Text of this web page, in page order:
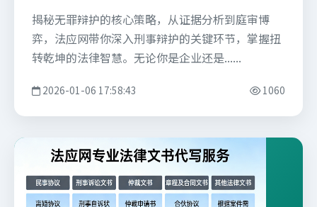
揭秘无罪辩护的核心策略，从证据分析到庭审博
弈，法应网带你深入刑事辩护的关键环节，掌握扭
转乾坤的法律智慧。无论你是企业还是......
2026-01-06 17:58:43 1060